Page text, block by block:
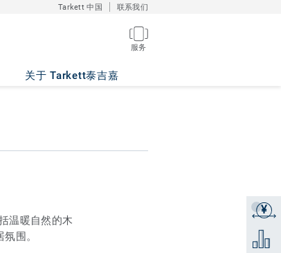
Tarkett 中国 联系我们
服务
关于 Tarkett泰吉嘉
¥
获取报
添加到
温暖自然的木
围。